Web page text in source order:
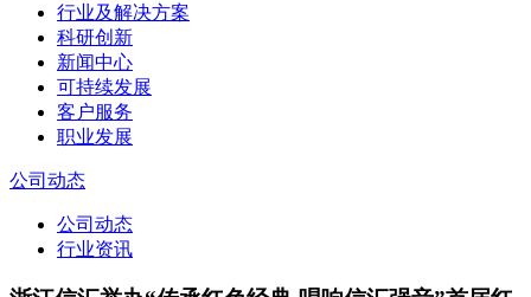
行业及解决方案
科研创新
新闻中心
可持续发展
客户服务
职业发展
公司动态
公司动态
行业资讯